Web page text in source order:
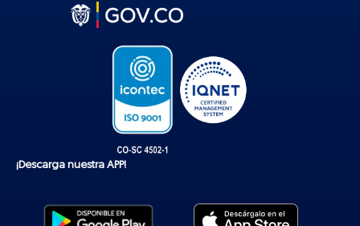
¡Descarga nuestra APP!